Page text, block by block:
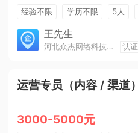
经验不限 学历不限 5人
奖励计划王先生
河北众杰网络科技有限公司 认证
运营专员（内容 / 渠道）
3000-5000元